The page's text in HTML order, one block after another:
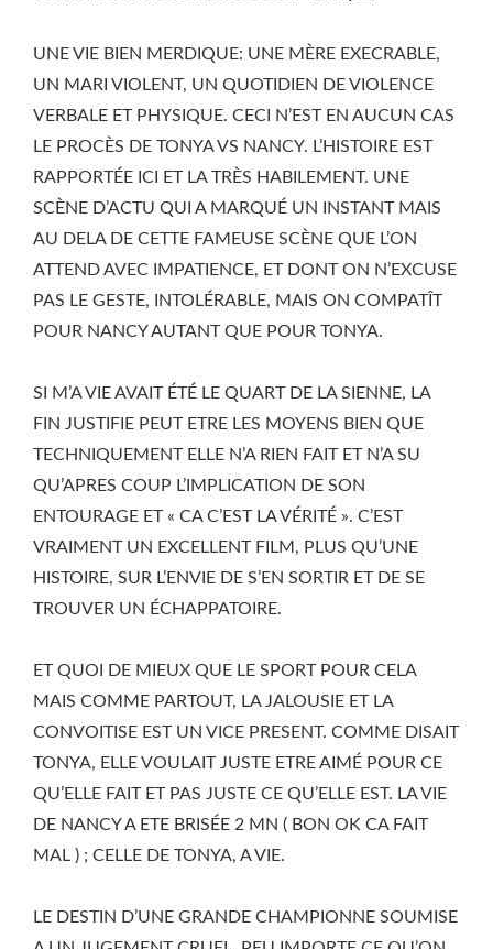
UNE VIE BIEN MERDIQUE: UNE MÈRE EXECRABLE,
UN MARI VIOLENT, UN QUOTIDIEN DE VIOLENCE
VERBALE ET PHYSIQUE. CECI N’EST EN AUCUN CAS
LE PROCÈS DE TONYA VS NANCY. L’HISTOIRE EST
RAPPORTÉE ICI ET LA TRÈS HABILEMENT. UNE
SCÈNE D’ACTU QUI A MARQUÉ UN INSTANT MAIS
AU DELA DE CETTE FAMEUSE SCÈNE QUE L’ON
ATTEND AVEC IMPATIENCE, ET DONT ON N’EXCUSE
PAS LE GESTE, INTOLÉRABLE, MAIS ON COMPATÎT
POUR NANCY AUTANT QUE POUR TONYA.
SI M’A VIE AVAIT ÉTÉ LE QUART DE LA SIENNE, LA
FIN JUSTIFIE PEUT ETRE LES MOYENS BIEN QUE
TECHNIQUEMENT ELLE N’A RIEN FAIT ET N’A SU
QU’APRES COUP L’IMPLICATION DE SON
ENTOURAGE ET « CA C’EST LA VÉRITÉ ». C’EST
VRAIMENT UN EXCELLENT FILM, PLUS QU’UNE
HISTOIRE, SUR L’ENVIE DE S’EN SORTIR ET DE SE
TROUVER UN ÉCHAPPATOIRE.
ET QUOI DE MIEUX QUE LE SPORT POUR CELA
MAIS COMME PARTOUT, LA JALOUSIE ET LA
CONVOITISE EST UN VICE PRESENT. COMME DISAIT
TONYA, ELLE VOULAIT JUSTE ETRE AIMÉ POUR CE
QU’ELLE FAIT ET PAS JUSTE CE QU’ELLE EST. LA VIE
DE NANCY A ETE BRISÉE 2 MN ( BON OK CA FAIT
MAL ) ; CELLE DE TONYA, A VIE.
LE DESTIN D’UNE GRANDE CHAMPIONNE SOUMISE